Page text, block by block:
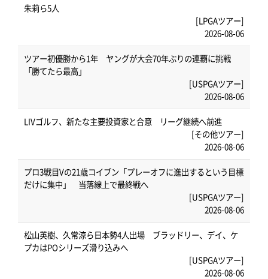
朱莉ら5人
[LPGAツアー]
2026-08-06
ツアー初優勝から1年 ヤングが大会70年ぶりの連覇に挑戦
「勝てたら最高」
[USPGAツアー]
2026-08-06
LIVゴルフ、新たな主要投資家と合意 リーグ継続へ前進
[その他ツアー]
2026-08-06
プロ3戦目Vの21歳コイブン「プレーオフに進出するという目標
だけに集中」 当落線上で最終戦へ
[USPGAツアー]
2026-08-06
松山英樹、久常涼ら日本勢4人出場 ブラッドリー、デイ、ケ
プカはPOシリーズ滑り込みへ
[USPGAツアー]
2026-08-06